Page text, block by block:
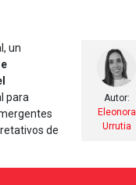
Autor:
Eleonora
Urrutia
un
para
de